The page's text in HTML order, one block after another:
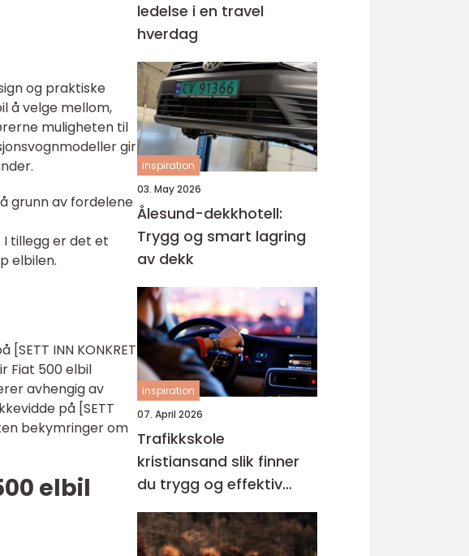
og praktiske
å velge mellom,
muligheten til
gir
grunn av fordelene
tillegg er det et
elbilen.
INN KONKRET
Fiat 500 elbil
avhengig av
på [SETT
bekymringer om
elbil
ledelse i en travel
hverdag
inspiration
03. May 2026
Ålesund-dekkhotell:
Trygg og smart lagring
av dekk
inspiration
07. April 2026
Trafikkskole
kristiansand slik finner
du trygg og effektiv
opplæring